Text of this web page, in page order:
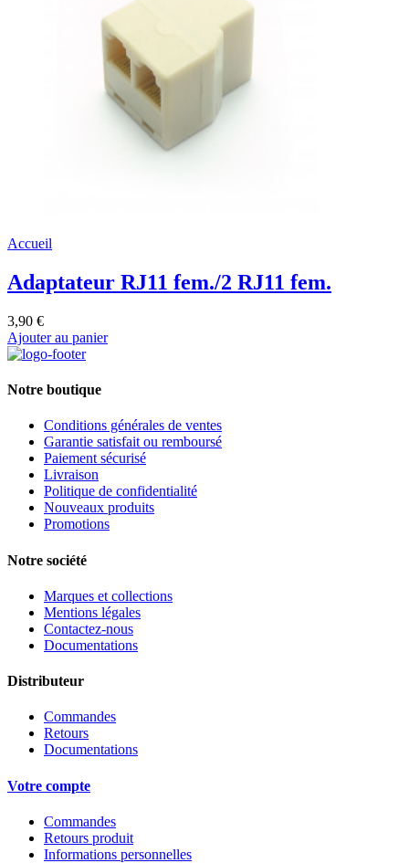
Accueil
Adaptateur RJ11 fem./2 RJ11 fem.
3,90 €
Ajouter au panier
Notre boutique
Conditions générales de ventes
Garantie satisfait ou remboursé
Paiement sécurisé
Livraison
Politique de confidentialité
Nouveaux produits
Promotions
Notre société
Marques et collections
Mentions légales
Contactez-nous
Documentations
Distributeur
Commandes
Retours
Documentations
Votre compte
Commandes
Retours produit
Informations personnelles